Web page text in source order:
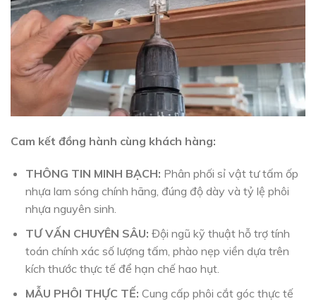
Cam kết đồng hành cùng khách hàng:
THÔNG TIN MINH BẠCH: Phân phối sỉ vật tư tấm ốp
nhựa lam sóng chính hãng, đúng độ dày và tỷ lệ phôi
nhựa nguyên sinh.
TƯ VẤN CHUYÊN SÂU: Đội ngũ kỹ thuật hỗ trợ tính
toán chính xác số lượng tấm, phào nẹp viền dựa trên
kích thước thực tế để hạn chế hao hụt.
MẪU PHÔI THỰC TẾ: Cung cấp phôi cắt góc thực tế